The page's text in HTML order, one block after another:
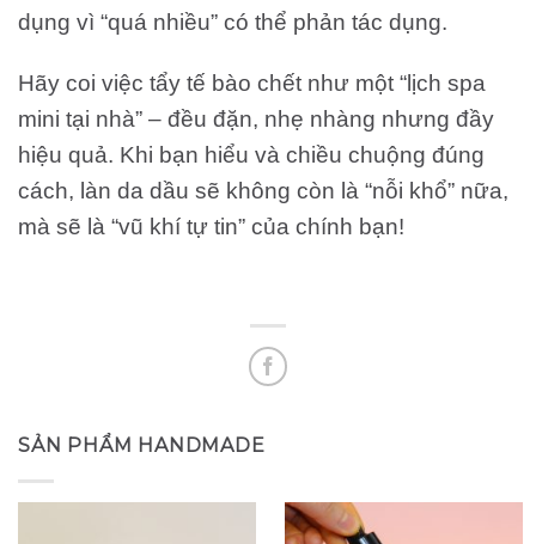
dụng vì “quá nhiều” có thể phản tác dụng.
Hãy coi việc tẩy tế bào chết như một “lịch spa
mini tại nhà” – đều đặn, nhẹ nhàng nhưng đầy
hiệu quả. Khi bạn hiểu và chiều chuộng đúng
cách, làn da dầu sẽ không còn là “nỗi khổ” nữa,
mà sẽ là “vũ khí tự tin” của chính bạn!
SẢN PHẨM HANDMADE